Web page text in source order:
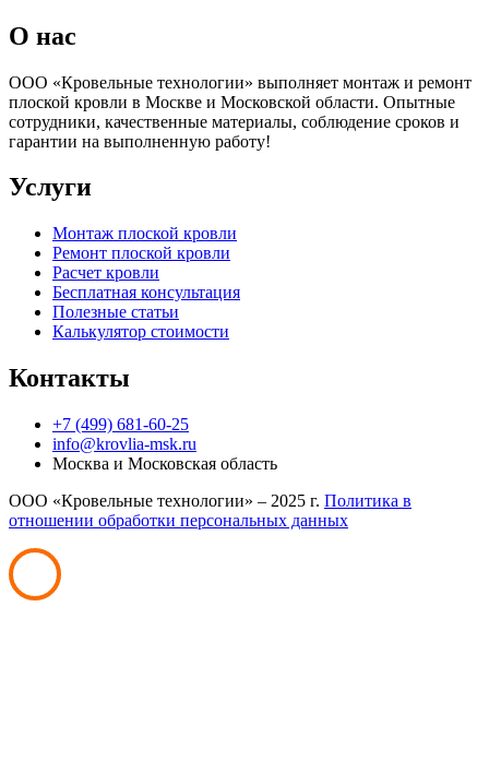
О нас
ООО «Кровельные технологии» выполняет монтаж и ремонт
плоской кровли в Москве и Московской области. Опытные
сотрудники, качественные материалы, соблюдение сроков и
гарантии на выполненную работу!
Услуги
Монтаж плоской кровли
Ремонт плоской кровли
Расчет кровли
Бесплатная консультация
Полезные статьи
Калькулятор стоимости
Контакты
+7 (499) 681-60-25
info@krovlia-msk.ru
Москва и Московская область
ООО «Кровельные технологии» – 2025 г. Политика в
отношении обработки персональных данных